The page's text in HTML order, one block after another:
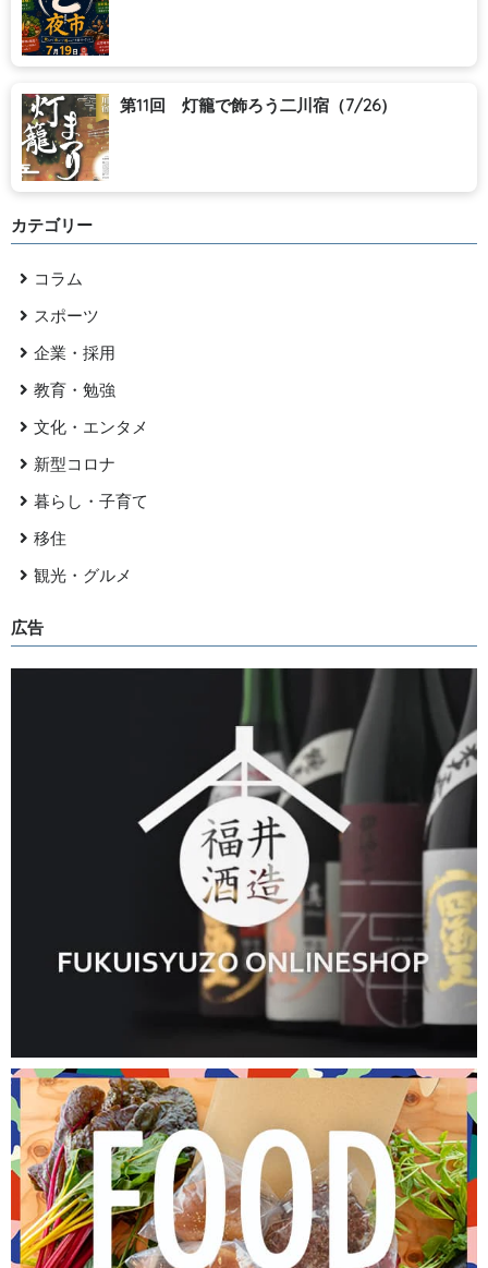
第11回 灯籠で飾ろう二川宿（7/26）
カテゴリー
コラム
スポーツ
企業・採用
教育・勉強
文化・エンタメ
新型コロナ
暮らし・子育て
移住
観光・グルメ
広告